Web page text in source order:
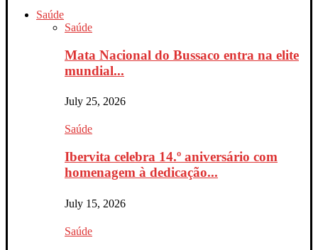
Saúde
Saúde
Mata Nacional do Bussaco entra na elite
mundial...
July 25, 2026
Saúde
Ibervita celebra 14.º aniversário com
homenagem à dedicação...
July 15, 2026
Saúde